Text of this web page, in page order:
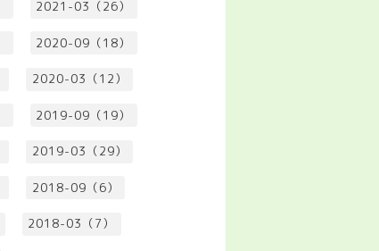
2021-03（26）
2020-09（18）
2020-03（12）
2019-09（19）
2019-03（29）
2018-09（6）
2018-03（7）